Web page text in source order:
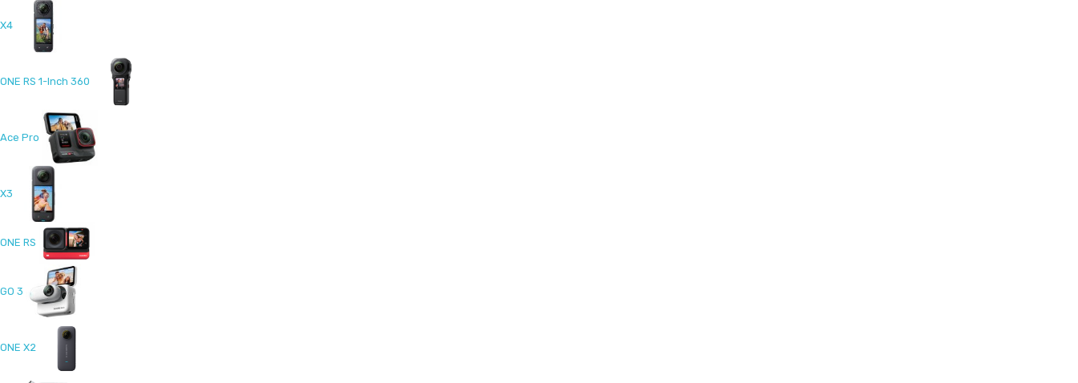
X4
ONE RS 1-Inch 360
Ace Pro
X3
ONE RS
GO 3
ONE X2